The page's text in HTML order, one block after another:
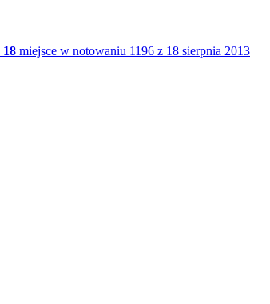
18 miejsce w notowaniu 1196 z 18 sierpnia 2013